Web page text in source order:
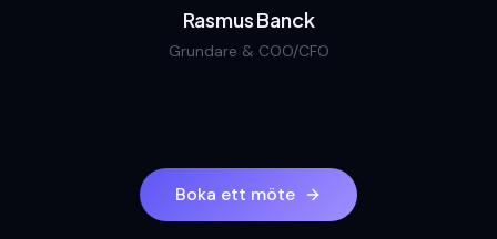
Rasmus Banck
Grundare & COO/CFO
Boka ett möte